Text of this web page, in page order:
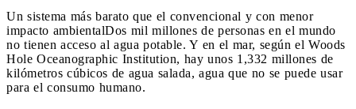
Un sistema más barato que el convencional y con menor
impacto ambientalDos mil millones de personas en el mundo
no tienen acceso al agua potable. Y en el mar, según el Woods
Hole Oceanographic Institution, hay unos 1,332 millones de
kilómetros cúbicos de agua salada, agua que no se puede usar
para el consumo humano.